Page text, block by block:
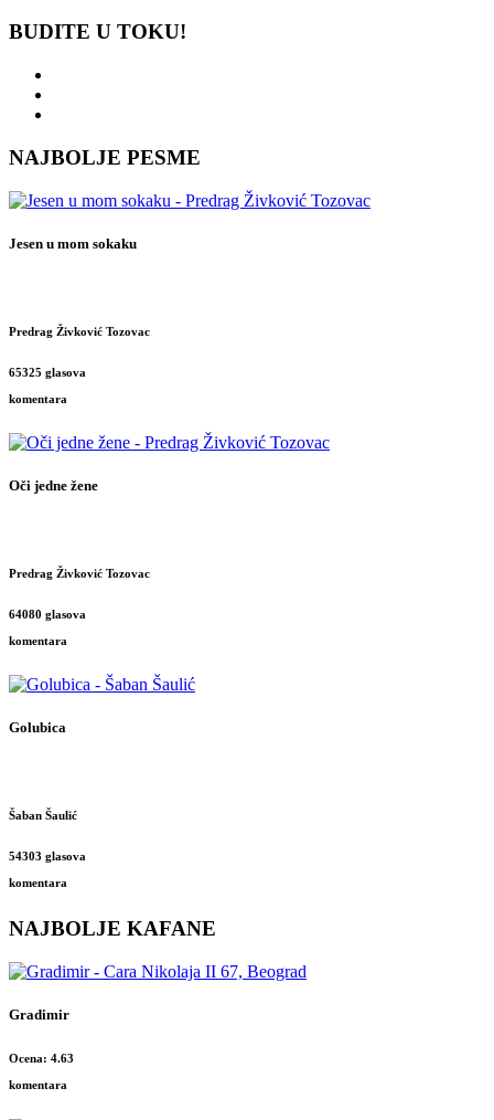
BUDITE U TOKU!
NAJBOLJE PESME
Jesen u mom sokaku
Predrag Živković Tozovac
65325 glasova
komentara
Oči jedne žene
Predrag Živković Tozovac
64080 glasova
komentara
Golubica
Šaban Šaulić
54303 glasova
komentara
NAJBOLJE KAFANE
Gradimir
Ocena: 4.63
komentara